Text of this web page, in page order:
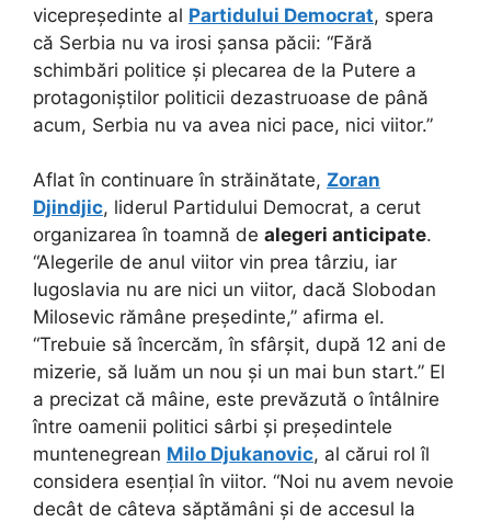
vicepreședinte al Partidului Democrat, spera
că Serbia nu va irosi șansa păcii: “Fără
schimbări politice și plecarea de la Putere a
protagoniștilor politicii dezastruoase de până
acum, Serbia nu va avea nici pace, nici viitor.”
Aflat în continuare în străinătate, Zoran
Djindjic, liderul Partidului Democrat, a cerut
organizarea în toamnă de alegeri anticipate.
“Alegerile de anul viitor vin prea târziu, iar
Iugoslavia nu are nici un viitor, dacă Slobodan
Milosevic rămâne președinte,” afirma el.
“Trebuie să încercăm, în sfârșit, după 12 ani de
mizerie, să luăm un nou și un mai bun start.” El
a precizat că mâine, este prevăzută o întâlnire
între oamenii politici sârbi și președintele
muntenegrean Milo Djukanovic, al cărui rol îl
considera esențial în viitor. “Noi nu avem nevoie
decât de câteva săptămâni și de accesul la